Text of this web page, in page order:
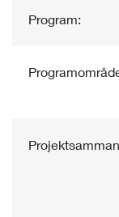
Program: